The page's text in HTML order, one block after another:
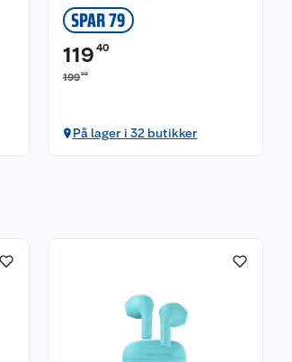
SPAR 79
119 40
19900
På lager i 32 butikker